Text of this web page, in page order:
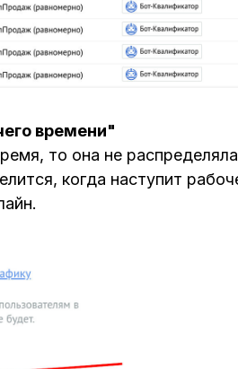
времени"
то она не
когда наступит